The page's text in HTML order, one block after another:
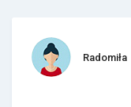
Radomiła